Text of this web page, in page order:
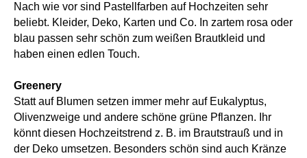
Nach wie vor sind Pastellfarben auf Hochzeiten sehr
beliebt. Kleider, Deko, Karten und Co. In zartem rosa oder
blau passen sehr schön zum weißen Brautkleid und
haben einen edlen Touch.
Greenery
Statt auf Blumen setzen immer mehr auf Eukalyptus,
Olivenzweige und andere schöne grüne Pflanzen. Ihr
könnt diesen Hochzeitstrend z. B. im Brautstrauß und in
der Deko umsetzen. Besonders schön sind auch Kränze